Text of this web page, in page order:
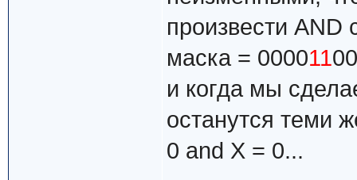
произвести AND
маска = 000011
и когда мы
останутся теми
0 and X = 0...